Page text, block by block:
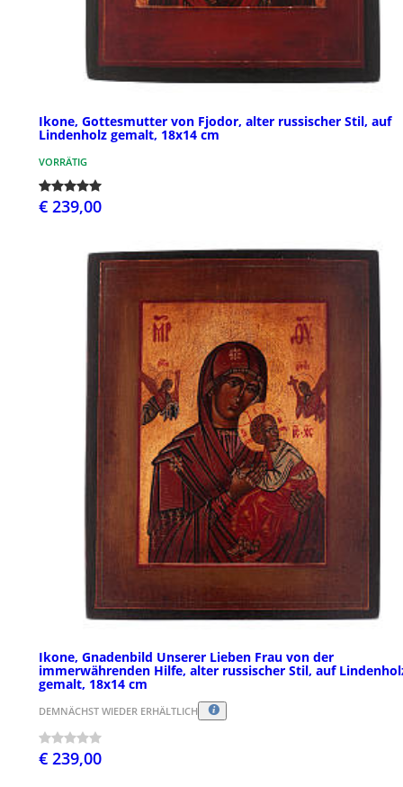
Ikone, Gottesmutter von Fjodor, alter russischer Stil, auf
Lindenholz gemalt, 18x14 cm
VORRÄTIG
€ 239,00
Ikone, Gnadenbild Unserer Lieben Frau von der
immerwährenden Hilfe, alter russischer Stil, auf
gemalt, 18x14 cm
DEMNÄCHST WIEDER ERHÄLTLICH
€ 239,00